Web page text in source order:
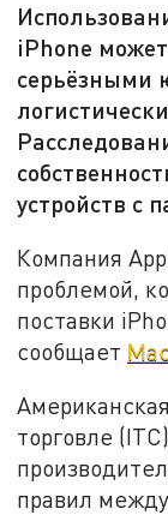
iPhone
серьёзными
устройств с
Компания
проблемой,
поставки
сообщает
торговле
правил